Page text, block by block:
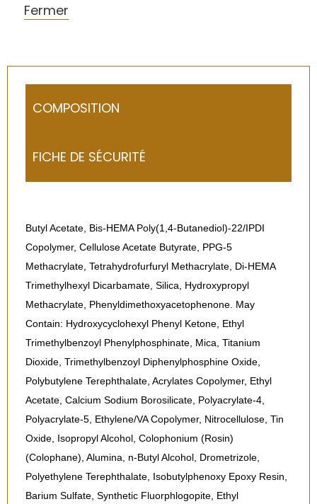
Fermer
COMPOSITION
FICHE DE SÉCURITÉ
Butyl Acetate, Bis-HEMA Poly(1,4-Butanediol)-22/IPDI
Copolymer, Cellulose Acetate Butyrate, PPG-5
Methacrylate, Tetrahydrofurfuryl Methacrylate, Di-HEMA
Trimethylhexyl Dicarbamate, Silica, Hydroxypropyl
Methacrylate, Phenyldimethoxyacetophenone. May
Contain: Hydroxycyclohexyl Phenyl Ketone, Ethyl
Trimethylbenzoyl Phenylphosphinate, Mica, Titanium
Dioxide, Trimethylbenzoyl Diphenylphosphine Oxide,
Polybutylene Terephthalate, Acrylates Copolymer, Ethyl
Acetate, Calcium Sodium Borosilicate, Polyacrylate-4,
Polyacrylate-5, Ethylene/VA Copolymer, Nitrocellulose, Tin
Oxide, Isopropyl Alcohol, Colophonium (Rosin)
(Colophane), Alumina, n-Butyl Alcohol, Drometrizole,
Polyethylene Terephthalate, Isobutylphenoxy Epoxy Resin,
Barium Sulfate, Synthetic Fluorphlogopite, Ethyl